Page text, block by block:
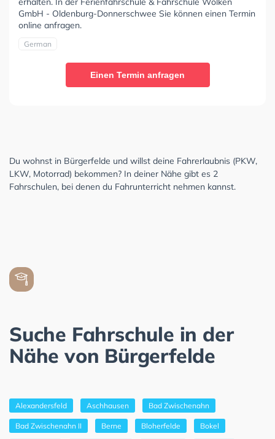
GmbH - Oldenburg-Donnerschwee Sie können einen Termin
online anfragen.
German
Einen Termin anfragen
Du wohnst in Bürgerfelde und willst deine Fahrerlaubnis (PKW,
LKW, Motorrad) bekommen? In deiner Nähe gibt es 2
Fahrschulen, bei denen du Fahrunterricht nehmen kannst.
Suche Fahrschule in der
Nähe von Bürgerfelde
Alexandersfeld Aschhausen Bad Zwischenahn
Bad Zwischenahn II Berne Bloherfelde Bokel